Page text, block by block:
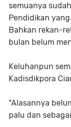
semuanya
Pendidikan
Bahkan rekan-
bulan belum
Keluhanpun
Kadisdikpora
"Alasannya
palu dan